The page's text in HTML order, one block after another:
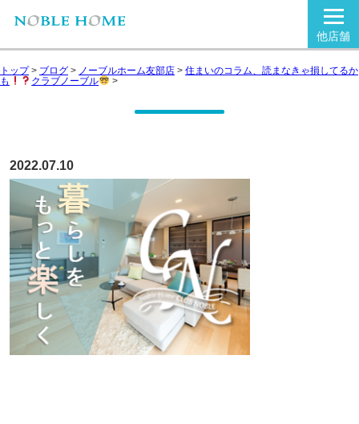
他店舗
トップ> ブログ > ノーブルホーム友部店 > 住まいのコラム、読まなきゃ損してるか
も
クラブノーブル >
2022.07.10